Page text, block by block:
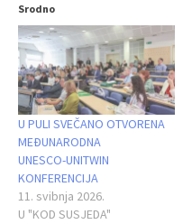
Srodno
U PULI SVEČANO OTVORENA
MEĐUNARODNA
UNESCO‑UNITWIN
KONFERENCIJA
11. svibnja 2026.
U "KOD SUSJEDA"